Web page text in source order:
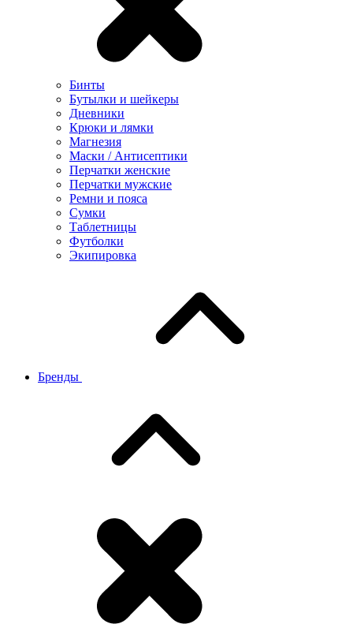
Бинты
Бутылки и шейкеры
Дневники
Крюки и лямки
Магнезия
Маски / Антисептики
Перчатки женские
Перчатки мужские
Ремни и пояса
Сумки
Таблетницы
Футболки
Экипировка
Бренды